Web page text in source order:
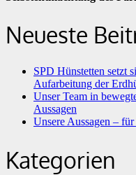
Neueste
SPD Hünstetten setzt
Aufarbeitung der
Unser Team in
Aussagen
Unsere Aussagen –
Kategorien